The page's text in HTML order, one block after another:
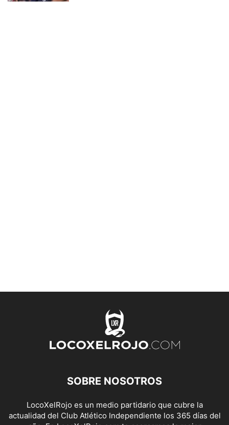
SOBRE NOSOTROS
LocoXelRojo es un medio partidario que cubre la
actualidad del Club Atlético Independiente los 365 días del